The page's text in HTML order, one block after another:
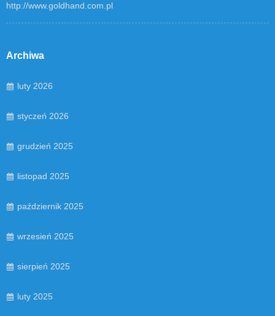
http://www.goldhand.com.pl
Archiwa
luty 2026
styczeń 2026
grudzień 2025
listopad 2025
październik 2025
wrzesień 2025
sierpień 2025
luty 2025